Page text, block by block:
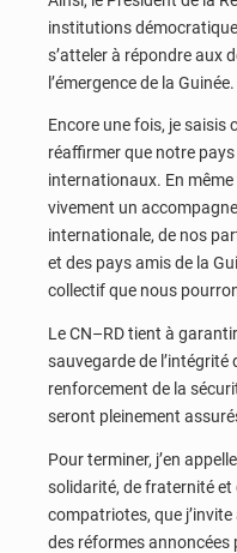
institutions
s’atteler à répondre aux
l’émergence de la Guinée.
Encore une fois, je saisis
réaffirmer que notre
internationaux. En
vivement un
internationale, de nos
et des pays amis de la
collectif que nous
Le CN–RD tient à
sauvegarde de
renforcement de la
seront pleinement
Pour terminer, j’en
solidarité, de fraternité
compatriotes, que
des réformes annoncées